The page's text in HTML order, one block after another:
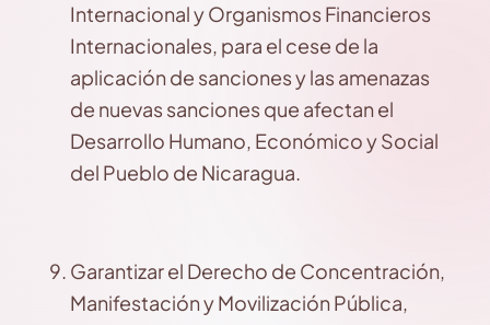
Internacional y Organismos Financieros
Internacionales, para el cese de la
aplicación de sanciones y las amenazas
de nuevas sanciones que afectan el
Desarrollo Humano, Económico y Social
del Pueblo de Nicaragua.
Garantizar el Derecho de Concentración,
Manifestación y Movilización Pública,